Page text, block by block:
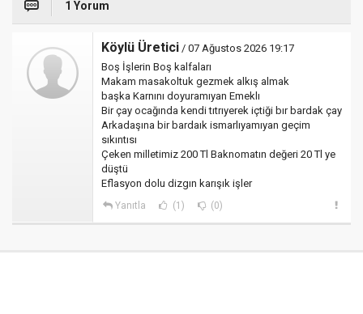
1 Yorum
Köylü Üretici / 07 Ağustos 2026 19:17
Boş İşlerin Boş kalfaları
Makam masakoltuk gezmek alkış almak
başka Karnını doyuramıyan Emeklı
Bir çay ocağında kendi tıtrıyerek içtiği bır bardak çay
Arkadaşına bir bardaık ismarlıyamıyan geçim
sıkıntısı
Çeken milletimiz 200 Tl Baknomatın değeri 20 Tl ye
düştü
Eflasyon dolu dizgın karışık işler
Yanıtla (1) (0)